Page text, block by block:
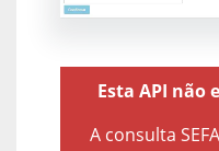
Esta API não
A consulta